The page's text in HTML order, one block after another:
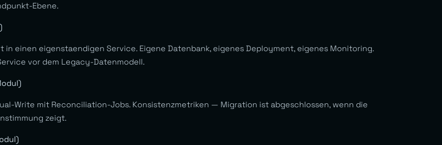
Ebene.
einen eigenstaendigen Service. Eigene Datenbank, eigenes Deployment, eigenes Monitoring.
vor dem Legacy-Datenmodell.
Write mit Reconciliation-Jobs. Konsistenzmetriken — Migration ist abgeschlossen, wenn die
zeigt.